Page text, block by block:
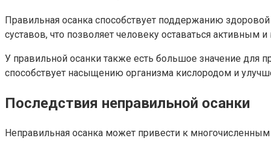
Правильная осанка способствует поддержанию
суставов, что позволяет человеку оставаться
У правильной осанки также есть большое значение для
способствует насыщению организма кислородом и
Последствия неправильной осанки
Неправильная осанка может привести к